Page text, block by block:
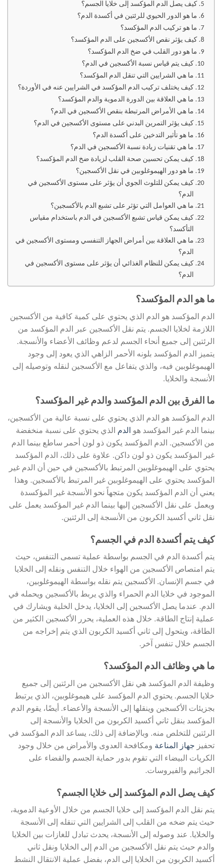
كيف يصل الدم المؤكسد إلى خلايا الجسم؟
ما هو الدور الحيوي للرئتين في أكسدة الدم؟
ما هو تركيب الدم المؤكسد؟
كيف يؤثر نقص الأكسجين على الدم المؤكسد؟
ما هو دور القلب في ضخ الدم المؤكسد؟
كيف يتم قياس نسبة الأكسجين في الدم؟
ما هي الشرايين التي تنقل الدم المؤكسد؟
كيف يختلف تركيب الدم المؤكسد في الشرايين عنه في الأوردة؟
ما هي العلاقة بين الدورة الدموية والدم المؤكسد؟
ما هي الأمراض المرتبطة بنقص الأكسجين في الدم؟
كيف يؤثر التمرين البدني على مستوى الأكسجين في الدم؟
ما هو تأثير التدخين على أكسدة الدم؟
ما هي تقنيات زيادة نسبة الأكسجين في الدم؟
كيف يمكن تحسين صحة القلب لزيادة ضخ الدم المؤكسد؟
ما هو دور الهيموغلوبين في نقل الأكسجين؟
كيف يمكن للتلوث الجوي أن يؤثر على مستوى الأكسجين في
الدم؟
ما هي العوامل التي تؤثر على تشبع الدم بالأكسجين؟
كيف يمكن قياس تشبع الأكسجين في الدم باستخدام مقياس
التأكسد؟
ما هي العلاقة بين أمراض الجهاز التنفسي ومستوى الأكسجين في
الدم؟
كيف يمكن للنظام الغذائي أن يؤثر على مستوى الأكسجين في
الدم؟
ما هو الدم المؤكسد؟
الدم المؤكسد هو الدم الذي يحتوي على كمية كافية من الأكسجين
اللازمة لخلايا الجسم. يتم نقل الأكسجين عبر الدم المؤكسد من
الرئتين إلى جميع أنحاء الجسم لدعم وظائف الأعضاء والأنسجة.
يتميز الدم المؤكسد بلونه الأحمر الزاهي الذي يعود إلى وجود
الهيموغلوبين فيه، والذي يتفاعل مع الأكسجين لنقله وتوصيله إلى
الأنسجة والخلايا.
ما الفرق بين الدم المؤكسد والدم غير المؤكسد؟
الدم المؤكسد هو الدم الذي يحتوي على نسبة عالية من الأكسجين،
بينما الدم غير المؤكسد هو
الدم الذي يحتوي على نسبة منخفضة
من الأكسجين. الدم المؤكسد يكون ذو لون أحمر ساطع بينما الدم
غير المؤكسد يكون ذو لون داكن. علاوة على ذلك، الدم المؤكسد
يحتوي على الهيموغلوبين المرتبط بالأكسجين في حين أن الدم غير
المؤكسد يحتوي على الهيموغلوبين غير المرتبط بالأكسجين. وهذا
يعني أن الدم المؤكسد يكون متجهاً نحو الأنسجة غير المؤكسدة
ويعمل على نقل الأكسجين إليها بينما الدم غير المؤكسد يعمل على
نقل ثاني أكسيد الكربون من الأنسجة إلى الرئتين.
كيف يتم أكسدة الدم في الجسم؟
يتم أكسدة الدم في الجسم بواسطة عملية تسمى التنفس، حيث
يتم امتصاص الأكسجين من الهواء خلال التنفس ونقله إلى الخلايا
في جسم الإنسان. الأكسجين يتم نقله بواسطة الهيموغلوبين،
الموجود في خلايا الدم الحمراء والذي يربط بالأكسجين ويحمله في
الدم. عندما يصل الأكسجين إلى الخلايا، يدخل الخلية ويشارك في
عملية إنتاج الطاقة. خلال هذه العملية، يحرر الأكسجين الكثير من
الطاقة، ويتحول إلى ثاني أكسيد الكربون الذي يتم إخراجه من
الجسم خلال تنفس آخر.
ما هي وظائف الدم المؤكسد؟
وظيفة الدم المؤكسد هي نقل الأكسجين من الرئتين إلى جميع
خلايا الجسم. يحتوي الدم المؤكسد على هيموغلوبين، الذي يرتبط
بجزيئات الأكسجين وينقلها إلى الأنسجة والأعضاء. أيضًا، يقوم الدم
المؤكسد بنقل ثاني أكسيد الكربون من الخلايا والأنسجة إلى
الرئتين للتخلص منه. وبالإضافة إلى ذلك، يساعد الدم المؤكسد في
تحفيز جهاز المناعة ومكافحة العدوى والأمراض من خلال وجود
الكريات البيضاء التي تقوم بدور حماية الجسم والقضاء على
الجراثيم والفيروسات.
كيف يصل الدم المؤكسد إلى خلايا الجسم؟
يتم نقل الدم المؤكسد إلى خلايا الجسم من خلال الأوعية الدموية،
حيث يتم ضخه من القلب إلى الشرايين التي تنقله إلى الأنسجة
والخلايا. عند وصوله إلى الأنسجة، يحدث تبادل للغازات بين الخلايا
والدم حيث يتم نقل الأكسجين من الدم إلى الخلايا ونقل ثاني
أكسيد الكربون من الخلايا إلى الدم، بفضل عملية الانتقال النشط